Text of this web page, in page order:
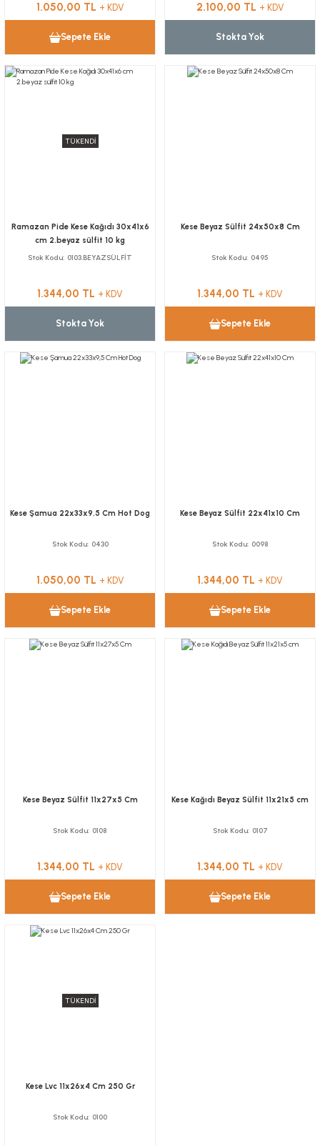
1.050,00 TL + KDV
Sepete Ekle
2.100,00 TL + KDV
Stokta Yok
TÜKENDİ
Ramazan Pide Kese Kağıdı 30x41x6
cm 2.beyaz sülfit 10 kg
Stok Kodu 0103.BEYAZSÜLFİT
1.344,00 TL + KDV
Stokta Yok
Kese Beyaz Sülfit 24x50x8 Cm
Stok Kodu 0495
1.344,00 TL + KDV
Sepete Ekle
Kese Şamua 22x33x9,5 Cm Hot Dog
Stok Kodu 0430
1.050,00 TL + KDV
Sepete Ekle
Kese Beyaz Sülfit 22x41x10 Cm
Stok Kodu 0098
1.344,00 TL + KDV
Sepete Ekle
Kese Beyaz Sülfit 11x27x5 Cm
Stok Kodu 0108
1.344,00 TL + KDV
Sepete Ekle
Kese Kağıdı Beyaz Sülfit 11x21x5 cm
Stok Kodu 0107
1.344,00 TL + KDV
Sepete Ekle
TÜKENDİ
Kese Lvc 11x26x4 Cm 250 Gr
Stok Kodu 0100